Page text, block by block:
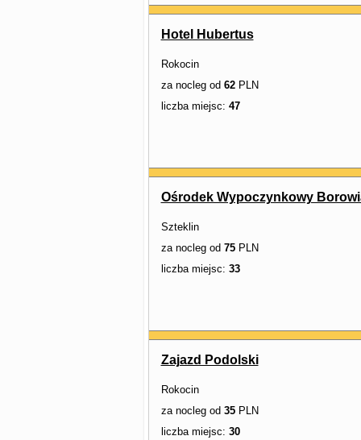
Hotel Hubertus
Rokocin
za nocleg od 62PLN
liczba miejsc: 47
Ośrodek Wypoczynkowy
Szteklin
za nocleg od 75PLN
liczba miejsc: 33
Zajazd Podolski
Rokocin
za nocleg od 35PLN
liczba miejsc: 30